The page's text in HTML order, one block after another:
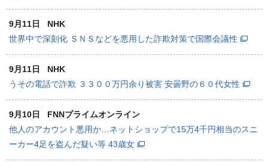
9月11日
NHK
世界中で深刻化 ＳＮＳなどを悪用した詐欺対策で国際会議性
9月11日
NHK
うその電話で詐欺 ３３００万円余り被害 安曇野の６０代女性
9月10日
FNNプライムオンライン
他人のアカウント悪用か…ネットショップで15万4千円相当のスニ
ーカー4足を盗んだ疑い等 43歳女